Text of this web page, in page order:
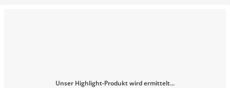
Unser Highlight-Produkt wird ermittelt...